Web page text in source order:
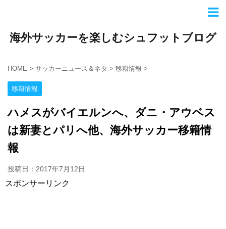
海外サッカーを楽しむシュフットブログ
HOME > サッカーニュース＆ネタ > 移籍情報 >
移籍情報
ハメスがバイエルンへ、ダニ・アウベス
は新妻とパリへ他、海外サッカー移籍情
報
投稿日：2017年7月12日
スポンサーリンク